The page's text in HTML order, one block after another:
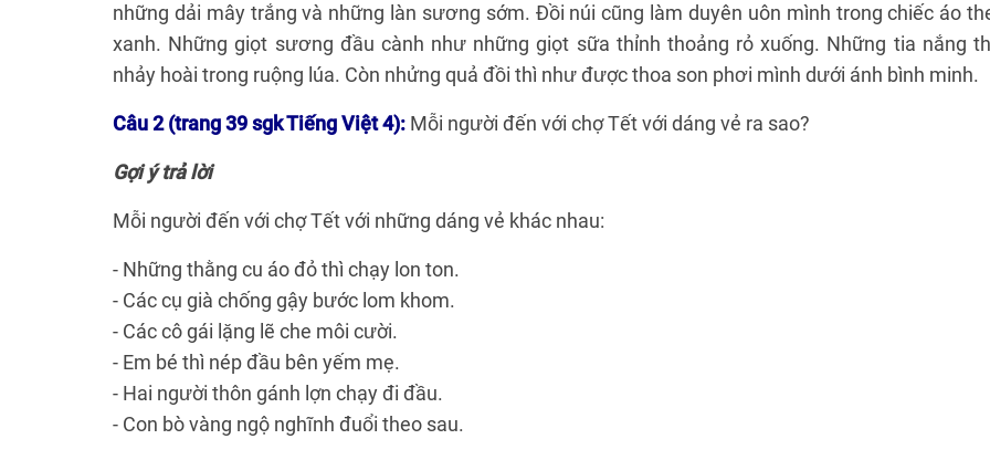
những dải mây trắng và những làn sương sớm. Đồi núi cũng làm duyên uôn mình trong chiếc áo
xanh. Những giọt sương đầu cành như những giọt sữa thỉnh thoảng rỏ xuống. Những tia nắng
nhảy hoài trong ruộng lúa. Còn nhửng quả đồi thì như được thoa son phơi mình dưới ánh bình minh.
Câu 2 (trang 39 sgk Tiếng Việt 4): Mỗi người đến với chợ Tết với dáng vẻ ra sao?
Gợi ý trả lời
Mỗi người đến với chợ Tết với những dáng vẻ khác nhau:
- Những thằng cu áo đỏ thì chạy lon ton.
- Các cụ già chống gậy bước lom khom.
- Các cô gái lặng lẽ che môi cười.
- Em bé thì nép đầu bên yếm mẹ.
- Hai người thôn gánh lợn chạy đi đầu.
- Con bò vàng ngộ nghĩnh đuổi theo sau.